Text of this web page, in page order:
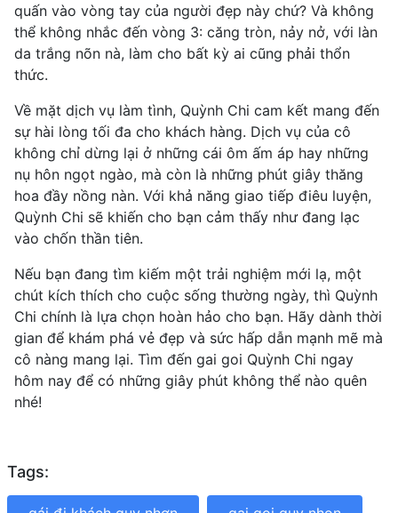
quấn vào vòng tay của người đẹp này chứ? Và không
thể không nhắc đến vòng 3: căng tròn, nảy nở, với làn
da trắng nõn nà, làm cho bất kỳ ai cũng phải thổn
thức.
Về mặt dịch vụ làm tình, Quỳnh Chi cam kết mang đến
sự hài lòng tối đa cho khách hàng. Dịch vụ của cô
không chỉ dừng lại ở những cái ôm ấm áp hay những
nụ hôn ngọt ngào, mà còn là những phút giây thăng
hoa đầy nồng nàn. Với khả năng giao tiếp điêu luyện,
Quỳnh Chi sẽ khiến cho bạn cảm thấy như đang lạc
vào chốn thần tiên.
Nếu bạn đang tìm kiếm một trải nghiệm mới lạ, một
chút kích thích cho cuộc sống thường ngày, thì Quỳnh
Chi chính là lựa chọn hoàn hảo cho bạn. Hãy dành thời
gian để khám phá vẻ đẹp và sức hấp dẫn mạnh mẽ mà
cô nàng mang lại. Tìm đến gai goi Quỳnh Chi ngay
hôm nay để có những giây phút không thể nào quên
nhé!
Tags: